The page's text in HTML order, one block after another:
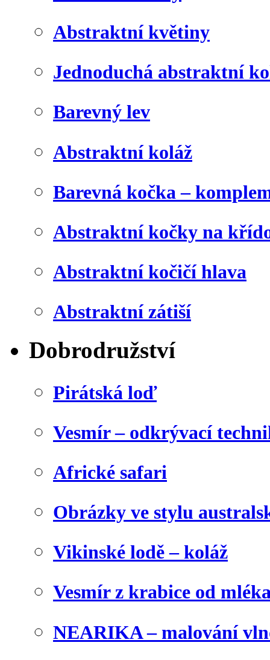
Abstraktní květiny
Jednoduchá abstraktní
Barevný lev
Abstraktní koláž
Barevná kočka –
Abstraktní kočky na
Abstraktní kočičí hlava
Abstraktní zátiší
Dobrodružství
Pirátská loď
Vesmír – odkrývací
Africké safari
Obrázky ve stylu
Vikinské lodě – koláž
Vesmír z krabice od
NEARIKA – malování